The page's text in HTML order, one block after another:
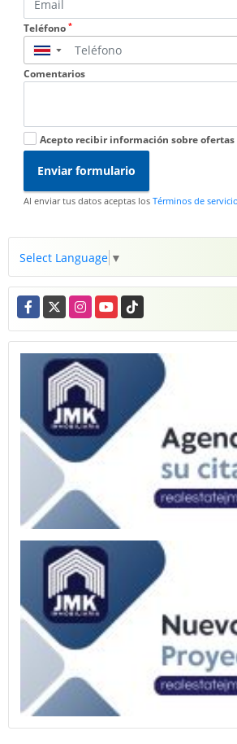
Teléfono *
▼
Comentarios
Acepto recibir información sobre
Enviar formulario
Al enviar tus datos aceptas los Términos de
Select Language ▼
Facebook
X InstagramYouTubeTikTok